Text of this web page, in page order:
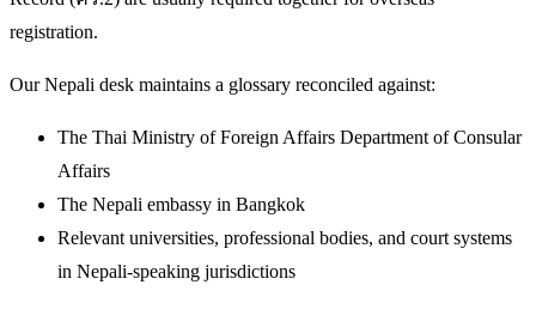
registration.
Our Nepali desk maintains a glossary reconciled against:
The Thai Ministry of Foreign Affairs Department of Consular
Affairs
The Nepali embassy in Bangkok
Relevant universities, professional bodies, and court systems
in Nepali-speaking jurisdictions